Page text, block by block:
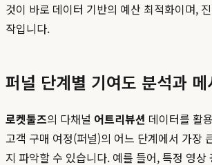
것이 바로 데이터 기반의 예산 최적화이며,
작입니다.
퍼널 단계별 기여도 분석과
로켓툴즈의 다채널 어트리뷰션 데이터를 활
고객 구매 여정(퍼널)의 어느 단계에서 가장
지 파악할 수 있습니다. 예를 들어, 특정 영상